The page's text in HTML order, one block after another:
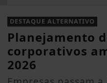
EM ALTA
DESTAQUE ALTERNATIVO
Planejamento
corporativos
2026